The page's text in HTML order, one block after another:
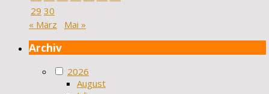
29 30
« März
Mai »
Archiv
2026
August